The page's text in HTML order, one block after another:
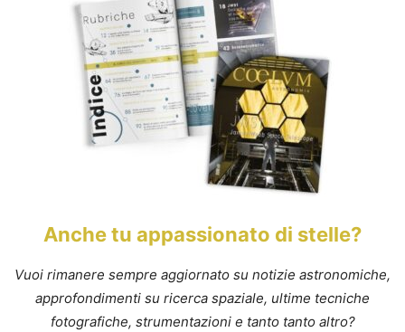
Anche tu appassionato di stelle?
Vuoi rimanere sempre aggiornato su notizie astronomiche,
approfondimenti su ricerca spaziale, ultime tecniche
fotografiche, strumentazioni e tanto tanto altro?